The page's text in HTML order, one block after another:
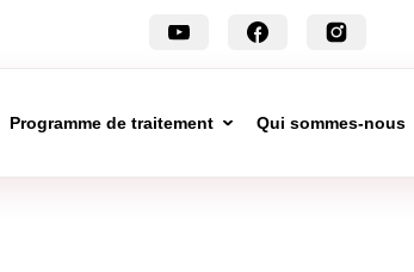
Programme de traitement Qui sommes-nous